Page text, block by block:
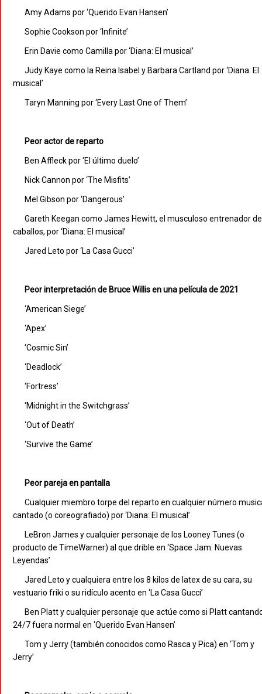
Amy Adams por ‘Querido Evan Hansen’
Sophie Cookson por ‘Infinite’
Erin Davie como Camilla por ‘Diana: El musical’
Judy Kaye como la Reina Isabel y Barbara Cartland por ‘Diana: El
musical’
Taryn Manning por ‘Every Last One of Them’
Peor actor de reparto
Ben Affleck por ‘El último duelo’
Nick Cannon por ‘The Misfits’
Mel Gibson por ‘Dangerous’
Gareth Keegan como James Hewitt, el musculoso entrenador de
caballos, por ‘Diana: El musical’
Jared Leto por ‘La Casa Gucci’
Peor interpretación de Bruce Willis en una película de 2021
‘American Siege’
‘Apex’
‘Cosmic Sin’
‘Deadlock’
‘Fortress’
‘Midnight in the Switchgrass’
‘Out of Death’
‘Survive the Game’
Peor pareja en pantalla
Cualquier miembro torpe del reparto en cualquier número
cantado (o coreografiado) por ‘Diana: El musical’
LeBron James y cualquier personaje de los Looney Tunes (o
producto de TimeWarner) al que drible en ‘Space Jam: Nuevas
Leyendas’
Jared Leto y cualquiera entre los 8 kilos de latex de su cara, su
vestuario friki o su ridículo acento en ‘La Casa Gucci’
Ben Platt y cualquier personaje que actúe como si Platt
24/7 fuera normal en ‘Querido Evan Hansen’
Tom y Jerry (también conocidos como Rasca y Pica) en ‘Tom y
Jerry’